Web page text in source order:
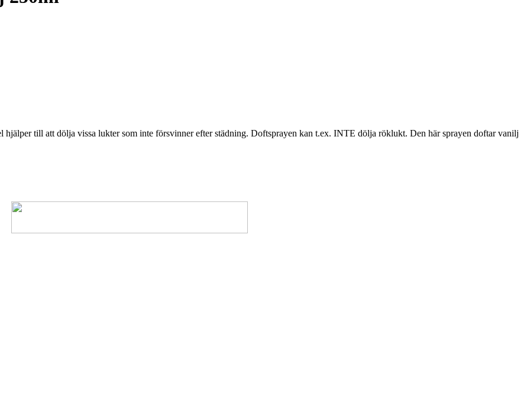
hjälper till att dölja vissa lukter som inte försvinner efter städning. Doftsprayen kan t.ex. INTE dölja röklukt. Den här sprayen doftar vanilj